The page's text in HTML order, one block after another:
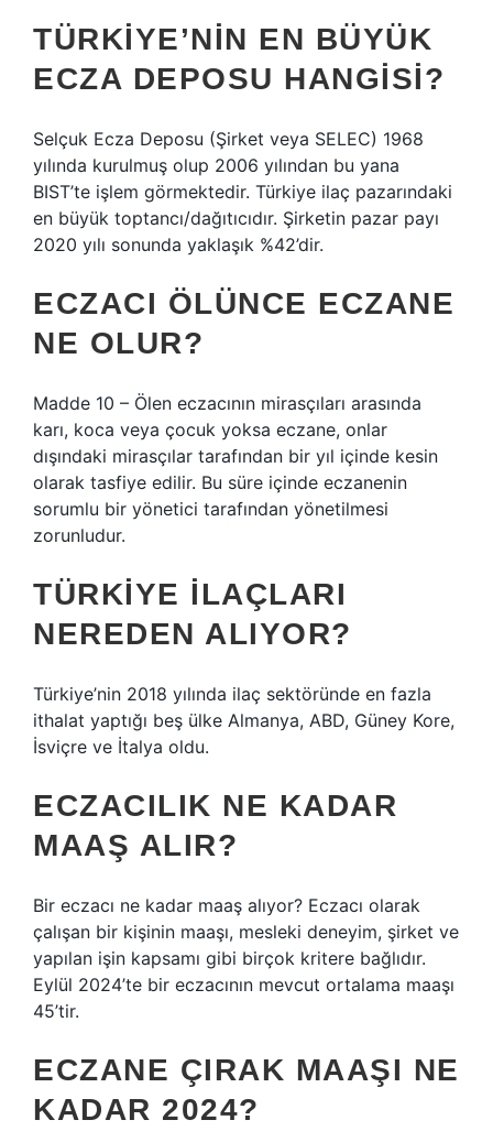
TÜRKIYE’NIN EN BÜYÜK
ECZA DEPOSU HANGISI?
Selçuk Ecza Deposu (Şirket veya SELEC) 1968
yılında kurulmuş olup 2006 yılından bu yana
BIST’te işlem görmektedir. Türkiye ilaç pazarındaki
en büyük toptancı/dağıtıcıdır. Şirketin pazar payı
2020 yılı sonunda yaklaşık %42’dir.
ECZACI ÖLÜNCE ECZANE
NE OLUR?
Madde 10 – Ölen eczacının mirasçıları arasında
karı, koca veya çocuk yoksa eczane, onlar
dışındaki mirasçılar tarafından bir yıl içinde kesin
olarak tasfiye edilir. Bu süre içinde eczanenin
sorumlu bir yönetici tarafından yönetilmesi
zorunludur.
TÜRKIYE ILAÇLARI
NEREDEN ALIYOR?
Türkiye’nin 2018 yılında ilaç sektöründe en fazla
ithalat yaptığı beş ülke Almanya, ABD, Güney Kore,
İsviçre ve İtalya oldu.
ECZACILIK NE KADAR
MAAŞ ALIR?
Bir eczacı ne kadar maaş alıyor? Eczacı olarak
çalışan bir kişinin maaşı, mesleki deneyim, şirket ve
yapılan işin kapsamı gibi birçok kritere bağlıdır.
Eylül 2024’te bir eczacının mevcut ortalama maaşı
45’tir.
ECZANE ÇIRAK MAAŞI NE
KADAR 2024?